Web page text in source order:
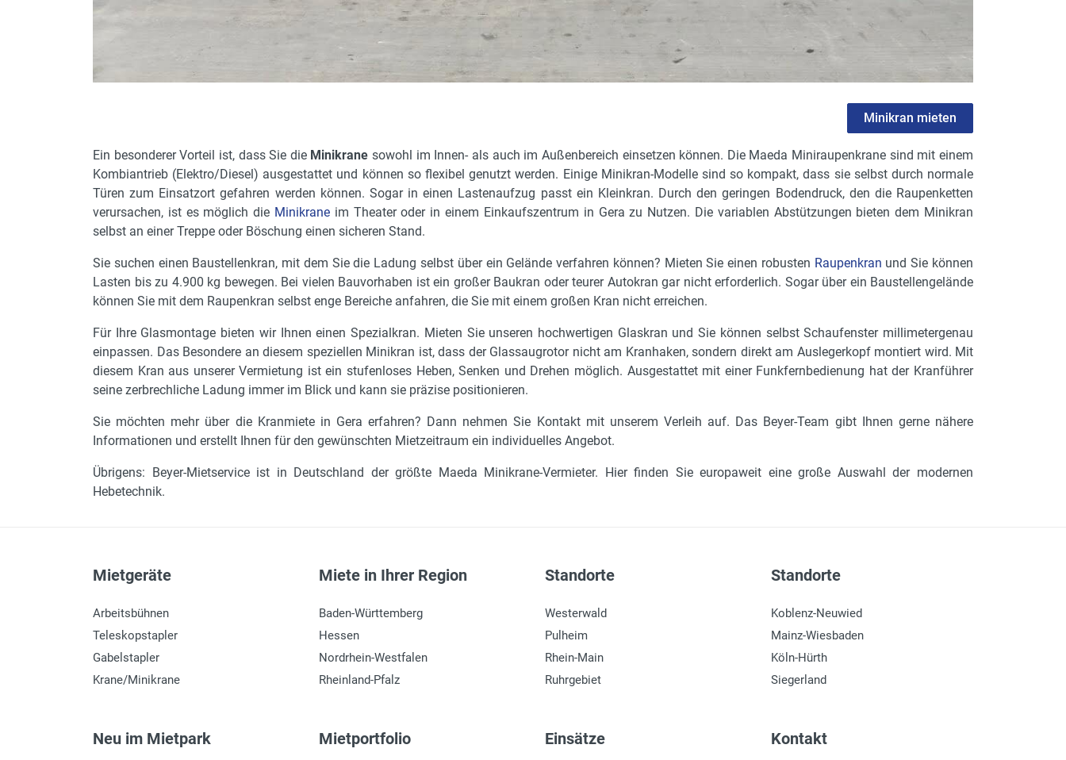
Minikran mieten
Ein besonderer Vorteil ist, dass Sie die Minikrane sowohl im Innen- als auch im Außenbereich einsetzen können. Die Maeda Miniraupenkrane sind mit einem
Kombiantrieb (Elektro/Diesel) ausgestattet und können so flexibel genutzt werden. Einige Minikran-Modelle sind so kompakt, dass sie selbst durch normale
Türen zum Einsatzort gefahren werden können. Sogar in einen Lastenaufzug passt ein Kleinkran. Durch den geringen Bodendruck, den die Raupenketten
verursachen, ist es möglich die Minikrane im Theater oder in einem Einkaufszentrum in Gera zu Nutzen. Die variablen Abstützungen bieten dem Minikran
selbst an einer Treppe oder Böschung einen sicheren Stand.
Sie suchen einen Baustellenkran, mit dem Sie die Ladung selbst über ein Gelände verfahren können? Mieten Sie einen robusten Raupenkran und Sie können
Lasten bis zu 4.900 kg bewegen. Bei vielen Bauvorhaben ist ein großer Baukran oder teurer Autokran gar nicht erforderlich. Sogar über ein Baustellengelände
können Sie mit dem Raupenkran selbst enge Bereiche anfahren, die Sie mit einem großen Kran nicht erreichen.
Für Ihre Glasmontage bieten wir Ihnen einen Spezialkran. Mieten Sie unseren hochwertigen Glaskran und Sie können selbst Schaufenster millimetergenau
einpassen. Das Besondere an diesem speziellen Minikran ist, dass der Glassaugrotor nicht am Kranhaken, sondern direkt am Auslegerkopf montiert wird. Mit
diesem Kran aus unserer Vermietung ist ein stufenloses Heben, Senken und Drehen möglich. Ausgestattet mit einer Funkfernbedienung hat der Kranführer
seine zerbrechliche Ladung immer im Blick und kann sie präzise positionieren.
Sie möchten mehr über die Kranmiete in Gera erfahren? Dann nehmen Sie Kontakt mit unserem Verleih auf. Das Beyer-Team gibt Ihnen gerne nähere
Informationen und erstellt Ihnen für den gewünschten Mietzeitraum ein individuelles Angebot.
Übrigens: Beyer-Mietservice ist in Deutschland der größte Maeda Minikrane-Vermieter. Hier finden Sie europaweit eine große Auswahl der modernen
Hebetechnik.
Mietgeräte
Arbeitsbühnen
Teleskopstapler
Gabelstapler
Krane/Minikrane
Miete in Ihrer Region
Baden-Württemberg
Hessen
Nordrhein-Westfalen
Rheinland-Pfalz
Standorte
Westerwald
Pulheim
Rhein-Main
Ruhrgebiet
Standorte
Koblenz-Neuwied
Mainz-Wiesbaden
Köln-Hürth
Siegerland
Neu im Mietpark Mietportfolio Einsätze Kontakt